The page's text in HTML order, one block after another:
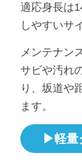
適応身長は
しやすいサ
メンテナン
サビや汚れ
り、坂道や
ます。
▶軽量